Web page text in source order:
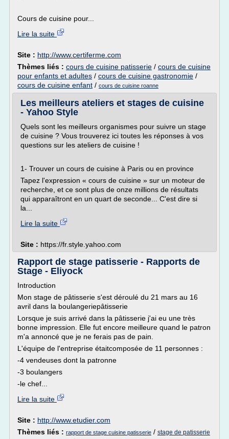
Cours de cuisine pour...
Lire la suite
Site : http://www.certiferme.com
Thèmes liés : cours de cuisine patisserie / cours de cuisine
pour enfants et adultes / cours de cuisine gastronomie /
cours de cuisine enfant / cours de cuisine roanne
Les meilleurs ateliers et stages de cuisine
- Yahoo Style
Quels sont les meilleurs organismes pour suivre un stage
de cuisine ? Vous trouverez ici toutes les réponses à vos
questions sur les ateliers de cuisine !
1- Trouver un cours de cuisine à Paris ou en province
Tapez l'expression « cours de cuisine » sur un moteur de
recherche, et ce sont plus de onze millions de résultats
qui apparaîtront en un quart de seconde... C'est dire si
la...
Lire la suite
Site : https://fr.style.yahoo.com
Rapport de stage patisserie - Rapports de
Stage - Eliyock
Introduction
Mon stage de pâtisserie s'est déroulé du 21 mars au 16
avril dans la boulangeriepâtisserie
Lorsque je suis arrivé dans la pâtisserie j'ai eu une très
bonne impression. Elle fut encore meilleure quand le patron
m'a annoncé que je ne ferais pas de pain.
L'équipe de l'entreprise étaitcomposée de 11 personnes :
-4 vendeuses dont la patronne
-3 boulangers
-le chef...
Lire la suite
Site : http://www.etudier.com
Thèmes liés : rapport de stage cuisine patisserie / stage de patisserie